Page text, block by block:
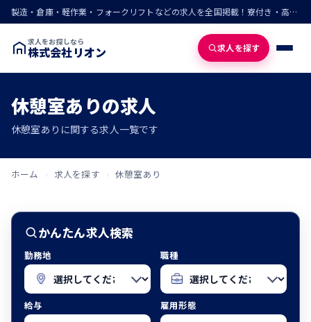
製造・倉庫・軽作業・フォークリフトなどの求人を全国掲載！寮付き・高収入・即入寮の仕事が見つかる
求人をお探しなら
株式会社リオン 求人を探す
休憩室ありの求人
休憩室ありに関する求人一覧です
ホーム › 求人を探す › 休憩室あり
かんたん求人検索
勤務地 職種
給与 雇用形態